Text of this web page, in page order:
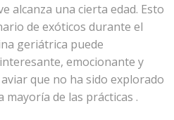
alcanza una cierta edad. Esto
de exóticos durante el
geriátrica puede
emocionante y
que no ha sido explorado
mayoría de las prácticas .